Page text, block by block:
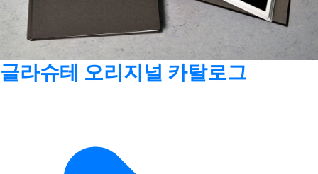
글라슈테 오리지널 카탈로그